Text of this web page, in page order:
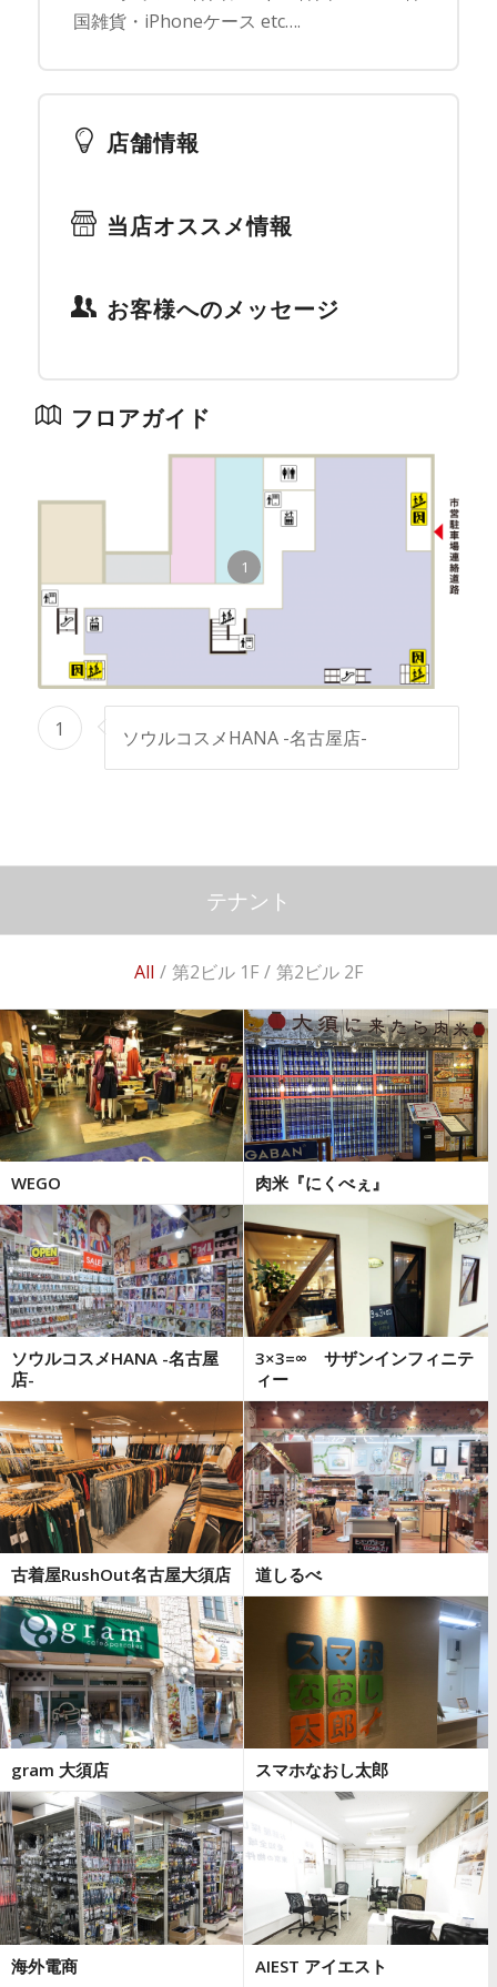
国雑貨・iPhoneケース etc….
店舗情報
当店オススメ情報
お客様へのメッセージ
フロアガイド
1
1 ソウルコスメHANA -名古屋店-
テナント
All / 第2ビル 1F / 第2ビル 2F
WEGO 肉米『にくべぇ』
ソウルコスメHANA -名古屋
店-
3×3=∞ サザンインフィニテ
ィー
古着屋RushOut名古屋大須店 道しるべ
gram 大須店 スマホなおし太郎
海外電商 AIEST アイエスト